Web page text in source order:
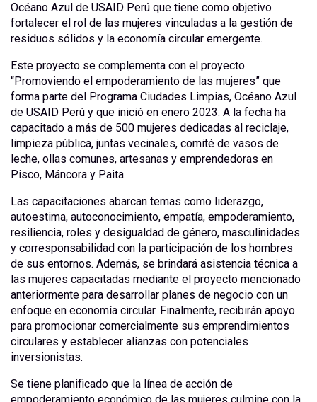
Océano Azul de USAID Perú que tiene como objetivo
fortalecer el rol de las mujeres vinculadas a la gestión de
residuos sólidos y la economía circular emergente.
Este proyecto se complementa con el proyecto
“Promoviendo el empoderamiento de las mujeres” que
forma parte del Programa Ciudades Limpias, Océano Azul
de USAID Perú y que inició en enero 2023. A la fecha ha
capacitado a más de 500 mujeres dedicadas al reciclaje,
limpieza pública, juntas vecinales, comité de vasos de
leche, ollas comunes, artesanas y emprendedoras en
Pisco, Máncora y Paita.
Las capacitaciones abarcan temas como liderazgo,
autoestima, autoconocimiento, empatía, empoderamiento,
resiliencia, roles y desigualdad de género, masculinidades
y corresponsabilidad con la participación de los hombres
de sus entornos. Además, se brindará asistencia técnica a
las mujeres capacitadas mediante el proyecto mencionado
anteriormente para desarrollar planes de negocio con un
enfoque en economía circular. Finalmente, recibirán apoyo
para promocionar comercialmente sus emprendimientos
circulares y establecer alianzas con potenciales
inversionistas.
Se tiene planificado que la línea de acción de